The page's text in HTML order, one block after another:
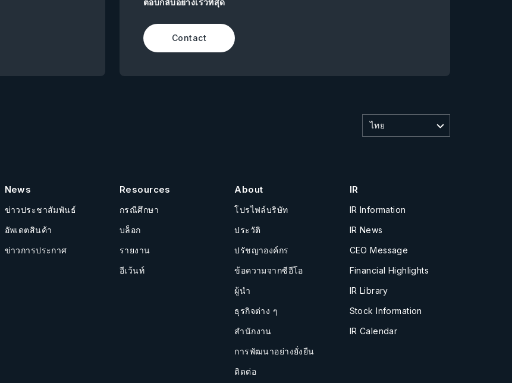
ตอบกลับอย่างเร็วที่สุด
Contact
ไทย
News
ข่าวประชาสัมพันธ์
อัพเดตสินค้า
ข่าวการประกาศ
Resources
กรณีศึกษา
บล็อก
รายงาน
อีเว้นท์
About
โปรไฟล์บริษัท
ประวัติ
ปรัชญาองค์กร
ข้อความจากซีอีโอ
ผู้นำ
ธุรกิจต่าง ๆ
สำนักงาน
การพัฒนาอย่างยั่งยืน
ติดต่อ
IR
IR Information
IR News
CEO Message
Financial Highlights
IR Library
Stock Information
IR Calendar